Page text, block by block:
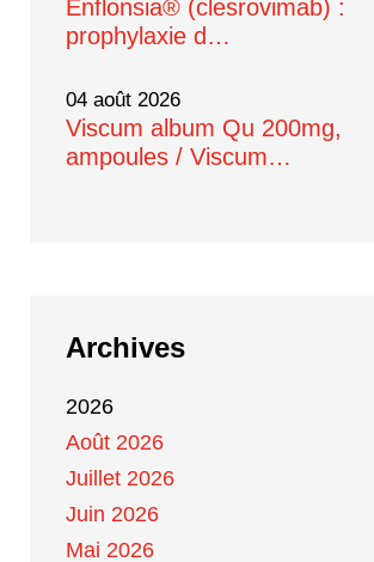
Enflonsia® (clesrovimab) :
prophylaxie d…
04 août 2026
Viscum album Qu 200mg,
ampoules / Viscum…
Archives
2026
Août 2026
Juillet 2026
Juin 2026
Mai 2026